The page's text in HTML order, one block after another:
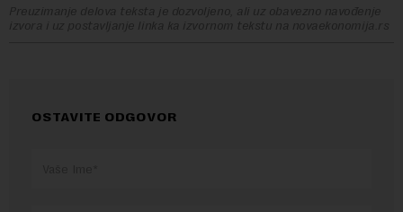
Preuzimanje delova teksta je dozvoljeno, ali uz obavezno navođenje
izvora i uz postavljanje linka ka izvornom tekstu na novaekonomija.rs
OSTAVITE ODGOVOR